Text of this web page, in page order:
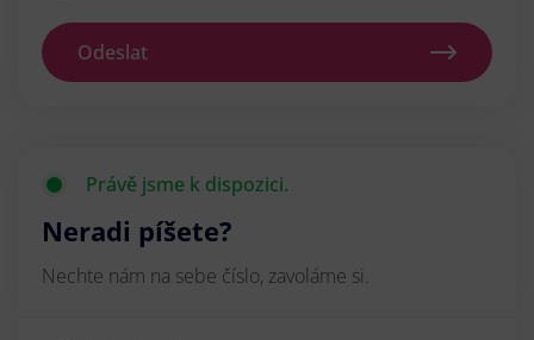
Odeslat
Právě jsme k dispozici.
Neradi píšete?
Nechte nám na sebe číslo, zavoláme si.